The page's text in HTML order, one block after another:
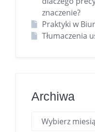
znaczenie?
Praktyki w
Tłumaczenia
Archiwa